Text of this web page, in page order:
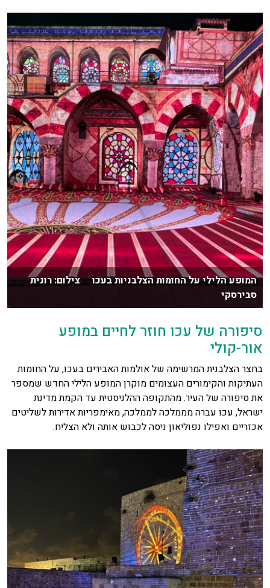
המופע הלילי על החומות הצלבניות בעכו צילום: רונית
סבירסקי
סיפורה של עכו חוזר לחיים במופע
אור-קולי
בחצר הצלבנית המרשימה של אולמות האבירים בעכו, על החומות
העתיקות והקימורים העצומים מוקרן המופע הלילי החדש שמספר
את סיפורה של העיר. מהתקופה ההלניסטית עד הקמת מדינת
ישראל, עכו עברה מממלכה לממלכה, מאימפריות אדירות לשליטים
אכזריים ואפילו נפוליאון ניסה לכבוש אותה ולא הצליח.